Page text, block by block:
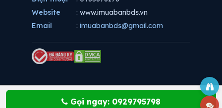
Gọi ngay: 0929795798
Website
: www.imuabanbds.vn
Email
: imuabanbds@gmail.com